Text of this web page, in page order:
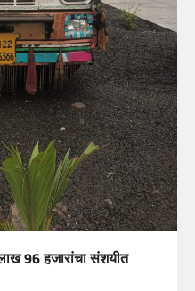
लाख 96 हजारांचा संशयीत